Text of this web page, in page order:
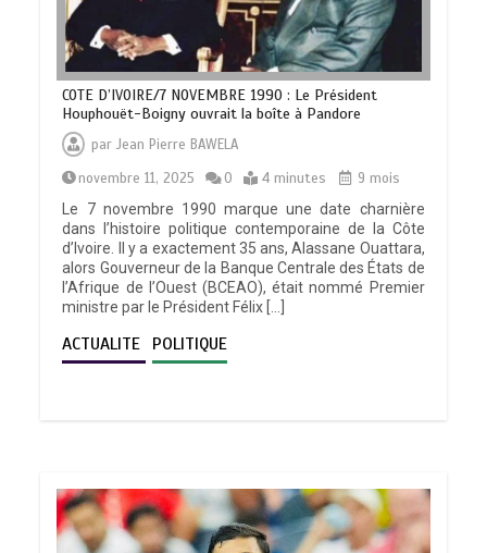
COTE D’IVOIRE/7 NOVEMBRE 1990 : Le Président
Houphouët-Boigny ouvrait la boîte à Pandore
parJean Pierre BAWELA
novembre 11, 2025
0 4 minutes
9 mois
Le 7 novembre 1990 marque une date charnière
dans l’histoire politique contemporaine de la Côte
d’Ivoire. Il y a exactement 35 ans, Alassane Ouattara,
alors Gouverneur de la Banque Centrale des États de
l’Afrique de l’Ouest (BCEAO), était nommé Premier
ministre par le Président Félix […]
ACTUALITE POLITIQUE